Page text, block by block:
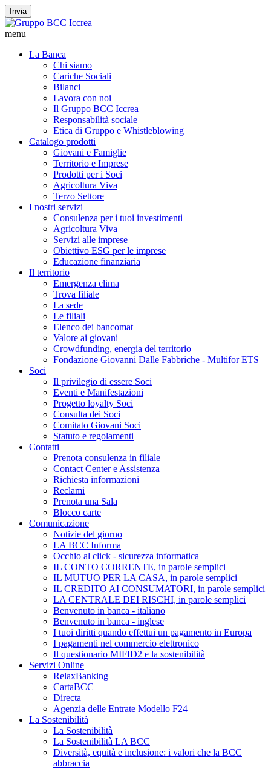
Invia
menu
La Banca
Chi siamo
Cariche Sociali
Bilanci
Lavora con noi
Il Gruppo BCC Iccrea
Responsabilità sociale
Etica di Gruppo e Whistleblowing
Catalogo prodotti
Giovani e Famiglie
Territorio e Imprese
Prodotti per i Soci
Agricoltura Viva
Terzo Settore
I nostri servizi
Consulenza per i tuoi investimenti
Agricoltura Viva
Servizi alle imprese
Obiettivo ESG per le imprese
Educazione finanziaria
Il territorio
Emergenza clima
Trova filiale
La sede
Le filiali
Elenco dei bancomat
Valore ai giovani
Crowdfunding, energia del territorio
Fondazione Giovanni Dalle Fabbriche - Multifor ETS
Soci
Il privilegio di essere Soci
Eventi e Manifestazioni
Progetto loyalty Soci
Consulta dei Soci
Comitato Giovani Soci
Statuto e regolamenti
Contatti
Prenota consulenza in filiale
Contact Center e Assistenza
Richiesta informazioni
Reclami
Prenota una Sala
Blocco carte
Comunicazione
Notizie del giorno
LA BCC Informa
Occhio al click - sicurezza informatica
IL CONTO CORRENTE, in parole semplici
IL MUTUO PER LA CASA, in parole semplici
IL CREDITO AI CONSUMATORI, in parole semplici
LA CENTRALE DEI RISCHI, in parole semplici
Benvenuto in banca - italiano
Benvenuto in banca - inglese
I tuoi diritti quando effettui un pagamento in Europa
I pagamenti nel commercio elettronico
Il questionario MIFID2 e la sostenibilità
Servizi Online
RelaxBanking
CartaBCC
Directa
Agenzia delle Entrate Modello F24
La Sostenibilità
La Sostenibilità
La Sostenibilità LA BCC
Diversità, equità e inclusione: i valori che la BCC
abbraccia